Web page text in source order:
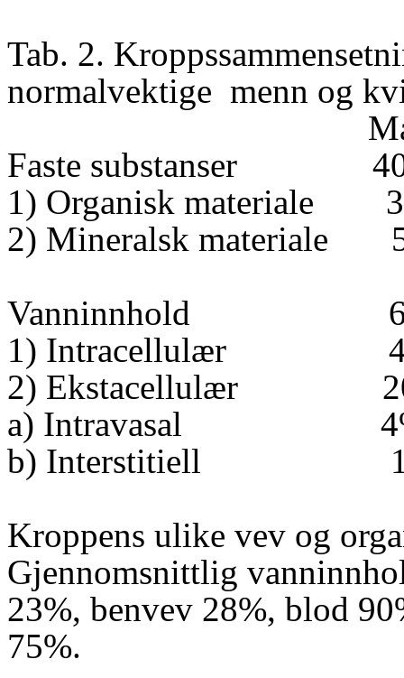
Tab. 2.
normalvektige menn og
Faste substanser
1) Organisk materiale
2) Mineralsk materiale
Vanninnhold
1) Intracellulær
2) Ekstacellulær
a) Intravasal
b) Interstitiell
Kroppens ulike vev og
Gjennomsnittlig
23%, benvev 28%, blod
75%.